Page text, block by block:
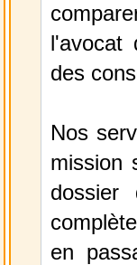
l'avocat
des
Nos
mission
en